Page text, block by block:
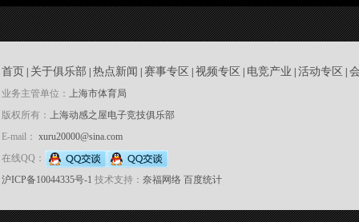
首页 关于俱乐部 热点新闻 赛事专区 视频专区 电竞产业 活动专区
业务主管单位： 上海市体育局
版权所有： 上海动感之屋电子竞技俱乐部
E-mail： xuru20000@sina.com
在线QQ：
沪ICP备10044335号-1 技术支持： 奈福网络 百度统计